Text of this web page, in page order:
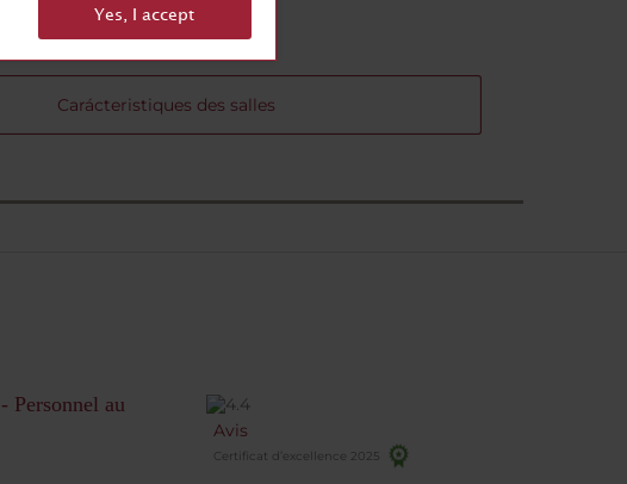
Carácteristiques des salles
Personnel au
Avis
Certificat d’excellence 2025
Yes, I accept